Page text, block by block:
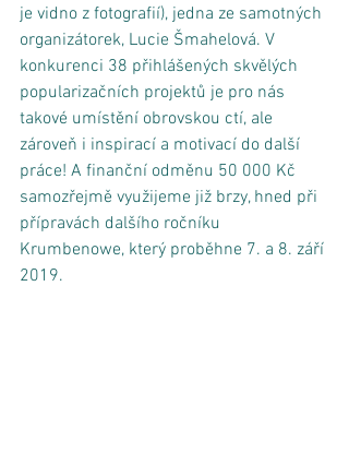
je vidno z fotografií), jedna ze samotných
organizátorek, Lucie Šmahelová. V
konkurenci 38 přihlášených skvělých
popularizačních projektů je pro nás
takové umístění obrovskou ctí, ale
zároveň i inspirací a motivací do další
práce! A finanční odměnu 50 000 Kč
samozřejmě využijeme již brzy, hned při
přípravách dalšího ročníku
Krumbenowe, který proběhne 7. a 8. září
2019.